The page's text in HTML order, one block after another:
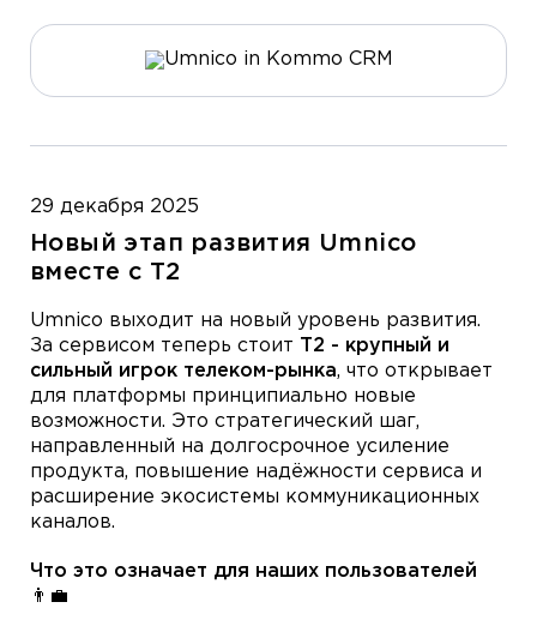
29 декабря 2025
Новый этап развития Umnico
вместе с T2
Umnico выходит на новый уровень развития.
За сервисом теперь стоит T2 - крупный и
сильный игрок телеком-рынка, что открывает
для платформы принципиально новые
возможности. Это стратегический шаг,
направленный на долгосрочное усиление
продукта, повышение надёжности сервиса и
расширение экосистемы коммуникационных
каналов.
Что это означает для наших пользователей
👨‍💼